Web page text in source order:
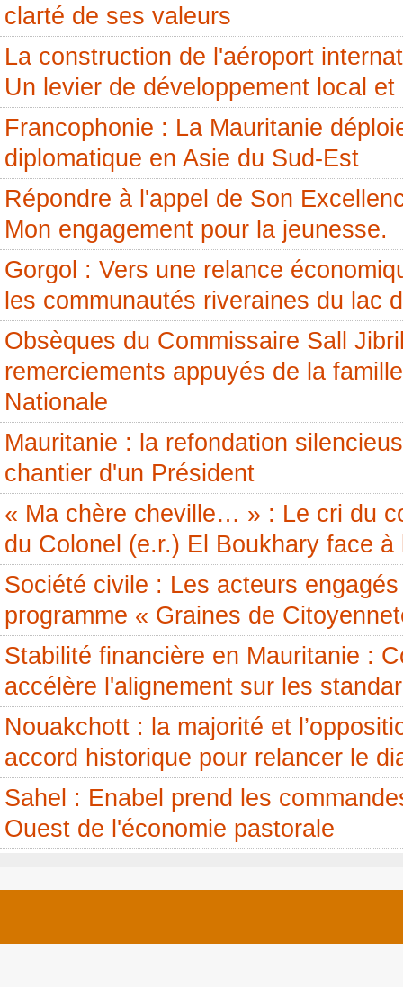
clarté de ses valeurs
La construction de l'aéroport
Un levier de développement local et
Francophonie : La Mauritanie
diplomatique en Asie du Sud-Est
Répondre à l'appel de Son
Mon engagement pour la jeunesse.
Gorgol : Vers une relance
les communautés riveraines du lac
Obsèques du Commissaire Sall
remerciements appuyés de la
Nationale
Mauritanie : la refondation
chantier d'un Président
« Ma chère cheville… » : Le cri du
du Colonel (e.r.) El Boukhary face à
Société civile : Les acteurs
programme « Graines de
Stabilité financière en Mauritanie :
accélère l'alignement sur les
Nouakchott : la majorité et
accord historique pour relancer le
Sahel : Enabel prend les
Ouest de l'économie pastorale